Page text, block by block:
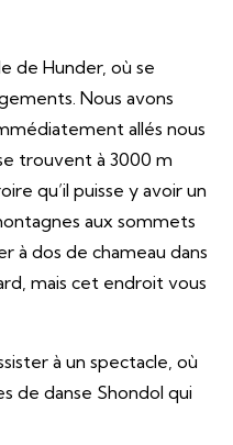
de Hunder, où se
Nous avons
allés nous
trouvent à 3000 m
qu’il puisse y avoir un
aux sommets
à dos de chameau dans
mais cet endroit vous
à un spectacle, où
de danse Shondol qui